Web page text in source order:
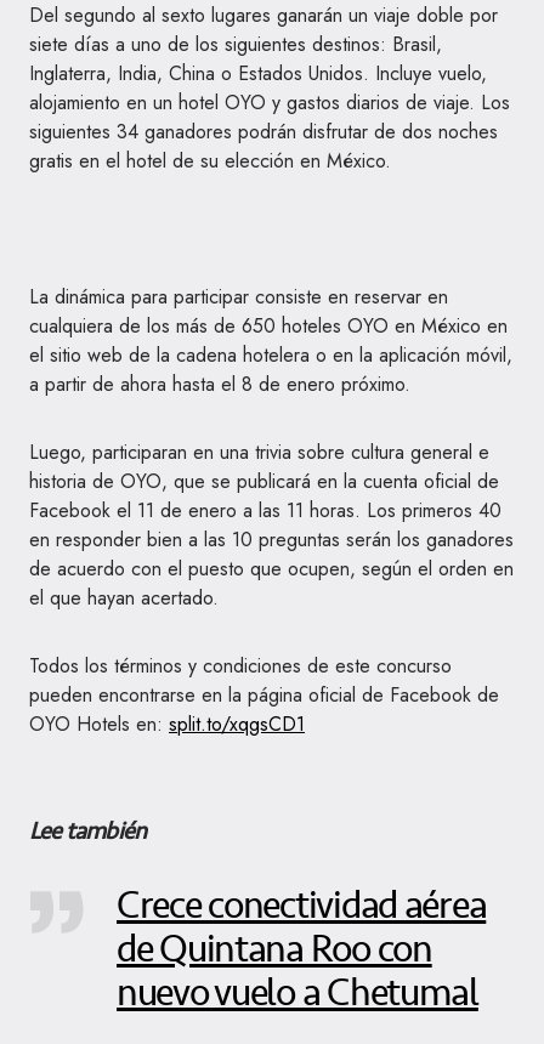
Del segundo al sexto lugares ganarán un viaje doble por
siete días a uno de los siguientes destinos: Brasil,
Inglaterra, India, China o Estados Unidos. Incluye vuelo,
alojamiento en un hotel OYO y gastos diarios de viaje. Los
siguientes 34 ganadores podrán disfrutar de dos noches
gratis en el hotel de su elección en México.
La dinámica para participar consiste en reservar en
cualquiera de los más de 650 hoteles OYO en México en
el sitio web de la cadena hotelera o en la aplicación móvil,
a partir de ahora hasta el 8 de enero próximo.
Luego, participaran en una trivia sobre cultura general e
historia de OYO, que se publicará en la cuenta oficial de
Facebook el 11 de enero a las 11 horas. Los primeros 40
en responder bien a las 10 preguntas serán los ganadores
de acuerdo con el puesto que ocupen, según el orden en
el que hayan acertado.
Todos los términos y condiciones de este concurso
pueden encontrarse en la página oficial de Facebook de
OYO Hotels en: split.to/xqgsCD1
Lee también
Crece conectividad aérea
de Quintana Roo con
nuevo vuelo a Chetumal